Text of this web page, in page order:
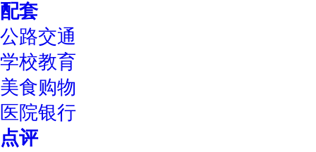
配套
公路交通
学校教育
美食购物
医院银行
点评